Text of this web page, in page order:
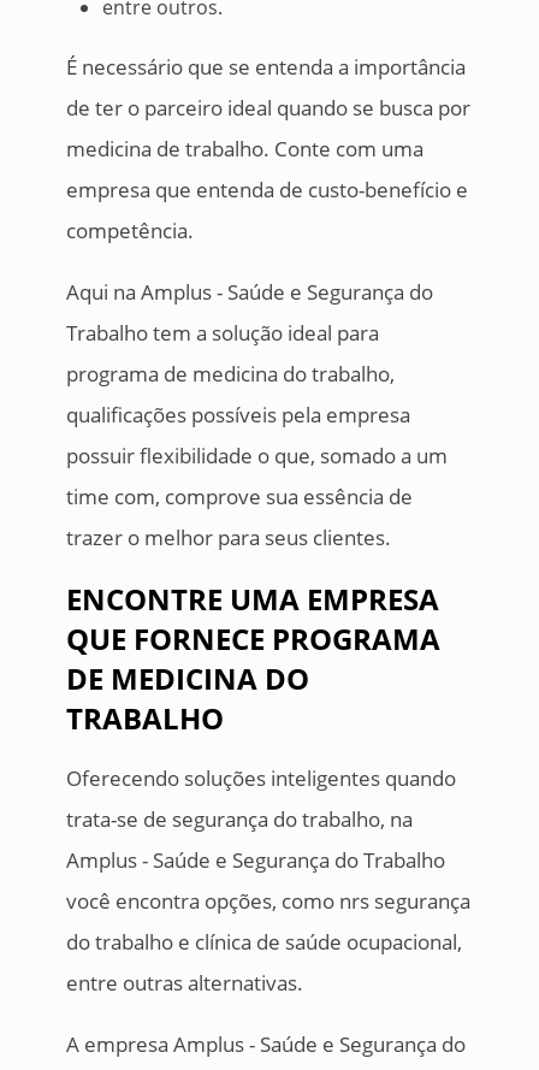
entre outros.
É necessário que se entenda a importância
de ter o parceiro ideal quando se busca por
medicina de trabalho. Conte com uma
empresa que entenda de custo-benefício e
competência.
Aqui na Amplus - Saúde e Segurança do
Trabalho tem a solução ideal para
programa de medicina do trabalho,
qualificações possíveis pela empresa
possuir flexibilidade o que, somado a um
time com, comprove sua essência de
trazer o melhor para seus clientes.
ENCONTRE UMA EMPRESA
QUE FORNECE PROGRAMA
DE MEDICINA DO
TRABALHO
Oferecendo soluções inteligentes quando
trata-se de segurança do trabalho, na
Amplus - Saúde e Segurança do Trabalho
você encontra opções, como nrs segurança
do trabalho e clínica de saúde ocupacional,
entre outras alternativas.
A empresa Amplus - Saúde e Segurança do